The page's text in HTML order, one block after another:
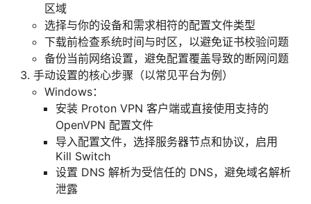
区域
选择与你的设备和需求相符的配置文件类型
下载前检查系统时间与时区，以避免证书校验问题
备份当前网络设置，避免配置覆盖导致的断网问题
手动设置的核心步骤（以常见平台为例）
Windows：
安装 Proton VPN 客户端或直接使用支持的
OpenVPN 配置文件
导入配置文件，选择服务器节点和协议，启用
Kill Switch
设置 DNS 解析为受信任的 DNS，避免域名解析
泄露